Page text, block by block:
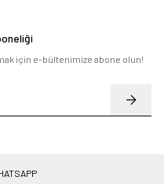
için e-bültenimize abone olun!